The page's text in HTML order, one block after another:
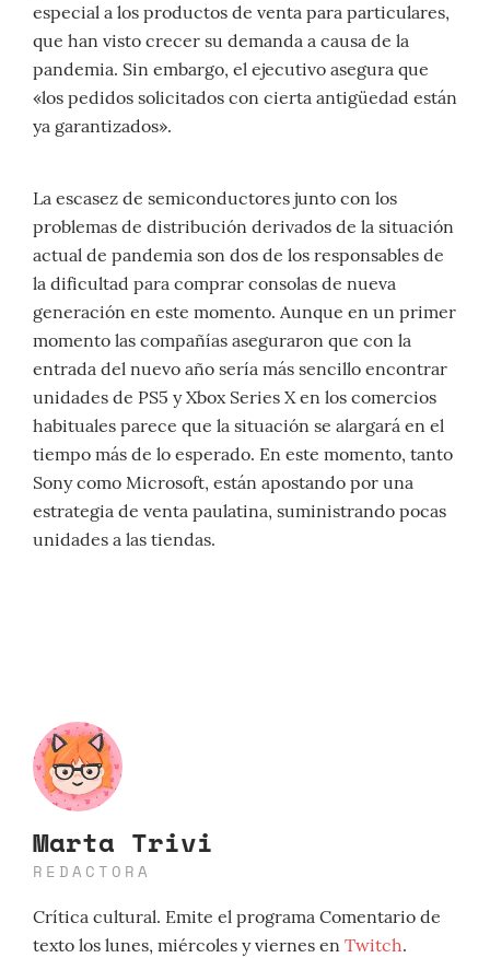
especial a los productos de venta para particulares,
que han visto crecer su demanda a causa de la
pandemia. Sin embargo, el ejecutivo asegura que
«los pedidos solicitados con cierta antigüedad están
ya garantizados».
La escasez de semiconductores junto con los
problemas de distribución derivados de la situación
actual de pandemia son dos de los responsables de
la dificultad para comprar consolas de nueva
generación en este momento. Aunque en un primer
momento las compañías aseguraron que con la
entrada del nuevo año sería más sencillo encontrar
unidades de PS5 y Xbox Series X en los comercios
habituales parece que la situación se alargará en el
tiempo más de lo esperado. En este momento, tanto
Sony como Microsoft, están apostando por una
estrategia de venta paulatina, suministrando pocas
unidades a las tiendas.
Marta Trivi
REDACTORA
Crítica cultural. Emite el programa Comentario de
texto los lunes, miércoles y viernes en Twitch.